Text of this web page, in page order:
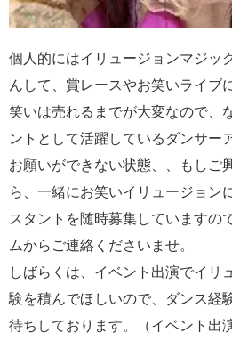
個人的にはイリュージョンマジッ
んして、賞レースやお笑いライブ
笑いは売れるまでが大変なので、
ントとして活躍しているダンサー
お願いができない状態、、もしご
ら、一緒にお笑いイリュージョン
スタントを随時募集していますの
ムからご連絡くださいませ。
しばらくは、イベント出演でイリ
験を積んでほしいので、ダンス経
待ちしております。（イベント出